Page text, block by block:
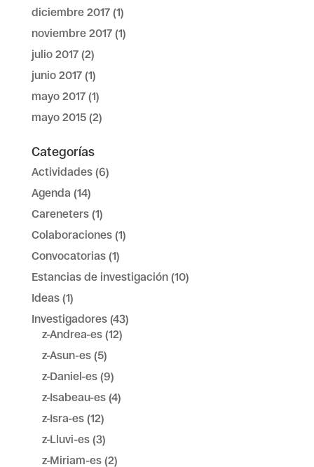
diciembre 2017(1)
noviembre 2017(1)
julio 2017(2)
junio 2017(1)
mayo 2017(1)
mayo 2015(2)
Categorías
Actividades(6)
Agenda (14)
Careneters(1)
Colaboraciones(1)
Convocatorias(1)
Estancias de investigación(10)
Ideas(1)
Investigadores(43)
z-Andrea-es(12)
z-Asun-es(5)
z-Daniel-es(9)
z-Isabeau-es(4)
z-Isra-es(12)
z-Lluvi-es(3)
z-Miriam-es(2)